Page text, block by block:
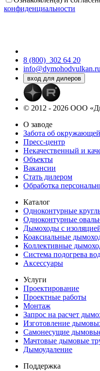
конфиденциальности
8 (800) 302 64 20
info@dymohodvulkan.ru
© 2012 - 2026 ООО
О заводе
Забота об
Пресс-центр
Некачественный и
Объекты
Вакансии
Стать дилером
Обработка
Каталог
Одноконтурные
Одноконтурные
Дымоходы с
Коаксиальные
Коллективные
Система подогрева
Аксессуары
Услуги
Проектирование
Проектные работы
Монтаж
Запрос на расчет
Изготовление
Самонесущие
Мачтовые дымовые
Дымоудаление
Поддержка